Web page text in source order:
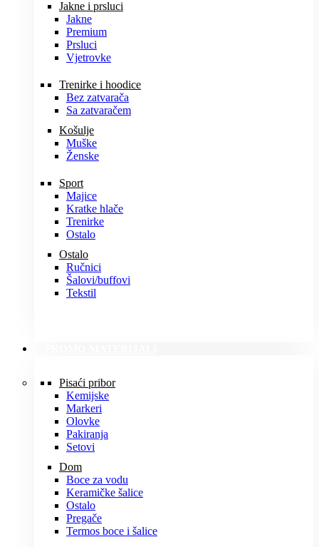
Jakne i prsluci
Jakne
Premium
Prsluci
Vjetrovke
Trenirke i hoodice
Bez zatvarača
Sa zatvaračem
Košulje
Muške
Ženske
Sport
Majice
Kratke hlače
Trenirke
Ostalo
Ostalo
Ručnici
Šalovi/buffovi
Tekstil
Pisaći pribor
Kemijske
Markeri
Olovke
Pakiranja
Setovi
Dom
Boce za vodu
Keramičke šalice
Ostalo
Pregače
Termos boce i šalice